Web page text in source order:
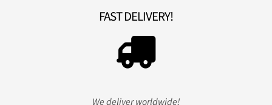
FAST DELIVERY!
We deliver worldwide!